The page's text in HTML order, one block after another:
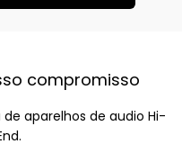
compromisso
aparelhos de audio Hi-